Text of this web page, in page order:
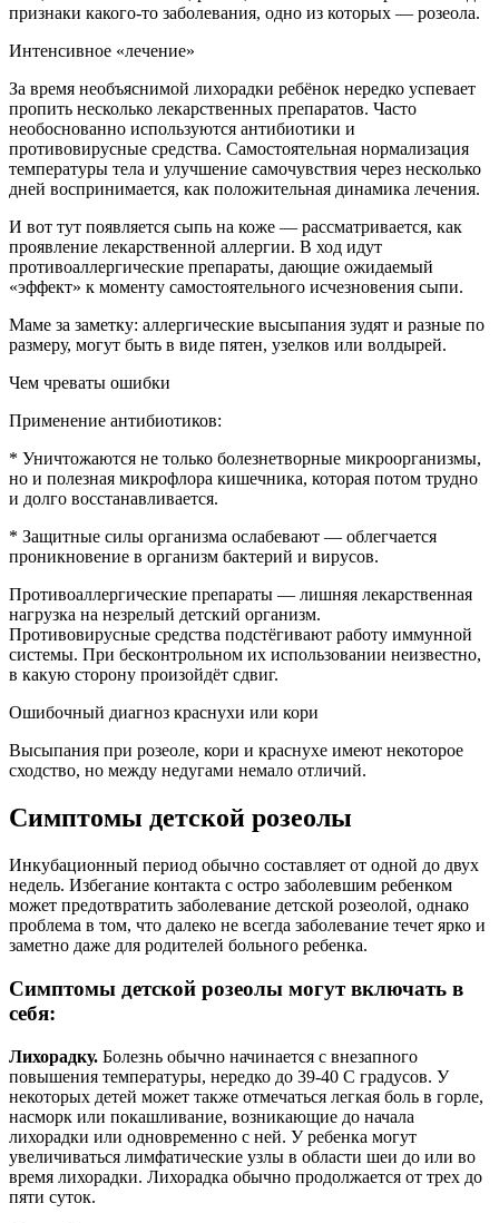
признаки какого-то заболевания, одно из которых — розеола.
Интенсивное «лечение»
За время необъяснимой лихорадки ребёнок нередко успевает
пропить несколько лекарственных препаратов. Часто
необоснованно используются антибиотики и
противовирусные средства. Самостоятельная нормализация
температуры тела и улучшение самочувствия через несколько
дней воспринимается, как положительная динамика лечения.
И вот тут появляется сыпь на коже — рассматривается, как
проявление лекарственной аллергии. В ход идут
противоаллергические препараты, дающие ожидаемый
«эффект» к моменту самостоятельного исчезновения сыпи.
Маме за заметку: аллергические высыпания зудят и разные по
размеру, могут быть в виде пятен, узелков или волдырей.
Чем чреваты ошибки
Применение антибиотиков:
* Уничтожаются не только болезнетворные микроорганизмы,
но и полезная микрофлора кишечника, которая потом трудно
и долго восстанавливается.
* Защитные силы организма ослабевают — облегчается
проникновение в организм бактерий и вирусов.
Противоаллергические препараты — лишняя лекарственная
нагрузка на незрелый детский организм.
Противовирусные средства подстёгивают работу иммунной
системы. При бесконтрольном их использовании неизвестно,
в какую сторону произойдёт сдвиг.
Ошибочный диагноз краснухи или кори
Высыпания при розеоле, кори и краснухе имеют некоторое
сходство, но между недугами немало отличий.
Симптомы детской розеолы
Инкубационный период обычно составляет от одной до двух
недель. Избегание контакта с остро заболевшим ребенком
может предотвратить заболевание детской розеолой, однако
проблема в том, что далеко не всегда заболевание течет ярко и
заметно даже для родителей больного ребенка.
Симптомы детской розеолы могут включать в
себя:
Лихорадку. Болезнь обычно начинается с внезапного
повышения температуры, нередко до 39-40 С градусов. У
некоторых детей может также отмечаться легкая боль в горле,
насморк или покашливание, возникающие до начала
лихорадки или одновременно с ней. У ребенка могут
увеличиваться лимфатические узлы в области шеи до или во
время лихорадки. Лихорадка обычно продолжается от трех до
пяти суток.